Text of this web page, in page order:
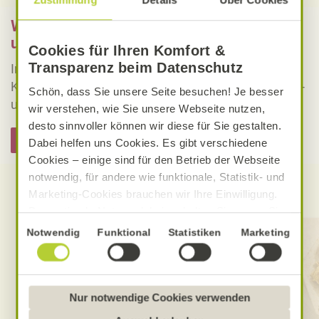
Cookies für Ihren Komfort &
Transparenz beim Datenschutz
Schön, dass Sie unsere Seite besuchen! Je besser
wir verstehen, wie Sie unsere Webseite nutzen,
desto sinnvoller können wir diese für Sie gestalten.
Dabei helfen uns Cookies. Es gibt verschiedene
Cookies – einige sind für den Betrieb der Webseite
notwendig, für andere wie funktionale, Statistik- und
Marketing-Cookies brauchen wir Ihre Einwilligung.
Das optimale Nutzererlebnis erhalten Sie, wenn Sie
„Alle Cookies erlauben“ anklicken. Ihre Einwilligung
umfasst in diesem Fall auch den Einsatz von
Dienstleistern in Drittländern, die kein mit der EU
Sofern personenbezogene Daten dorthin übermittelt
werden, besteht das Risiko, dass diese erfasst und
Einwilligungsauswahl
Notwendig Funktional Statistiken Marketing
Nur notwendige Cookies verwenden
Was bedeutet vegan, vegetarisch, gluten-
und laktosefrei bei Alnatura Rezepten?
Informieren Sie sich über die genaue Erklärung der
Kennzeichnung von veganen, vegetarischen, gluten-
und laktosefreien Alnatura Rezepten.
Hier informieren
Entdecken Sie weitere Rezepte